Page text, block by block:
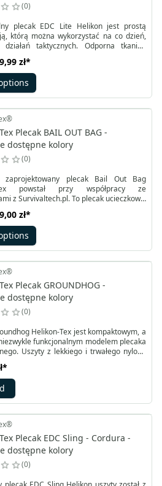
0
plecak EDC Lite Helikon jest prostą
którą można wykorzystać na co dzień,
taktycznych. Odporna tkanina
panel velcro to możliwość szybkiej
W mniejszej komorze wnętrze zostało
rzepem. Umożliwia to korzystanie z
Insert System®.
zł*
Plecak BAIL OUT BAG -
dostępne kolory
0
zaprojektowany plecak Bail Out Bag
Tex powstał przy współpracy ze
z Survivaltech.pl. To plecak ucieczkowy,
do fotela samochodowego, a także
matę do spania. Posiada również
oddzielną matę do siedzenia. Wewnątrz
kieszenie ze ściągaczem i dwie na
zł*
Plecak GROUNDHOG -
dostępne kolory
0
Helikon-Tex jest kompaktowym, a
funkcjonalnym modelem plecaka
Uszyty z lekkiego i trwałego nylonu
zwiększający nośność modelu.
taśmy MOLE Lite naszyte na bokach
modułowość.
*
Plecak EDC Sling - Cordura -
dostępne kolory
0